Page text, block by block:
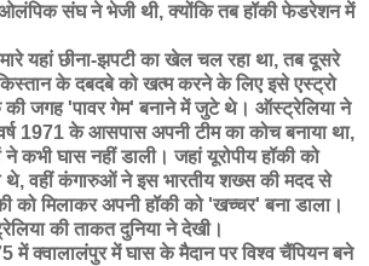
ओलंपिक संघ ने भेजी थी, क्योंकि तब हॉकी फेडरेशन में
यहां छीना-झपटी का खेल चल रहा था, तब दूसरे
के दबदबे को खत्म करने के लिए इसे एस्ट्रो
की जगह 'पावर गेम' बनाने में जुटे थे। ऑस्ट्रेलिया ने
1971 के आसपास अपनी टीम का कोच बनाया था,
कभी घास नहीं डाली। जहां यूरोपीय हॉकी को
थे, वहीं कंगारुओं ने इस भारतीय शख्स की मदद से
को मिलाकर अपनी हॉकी को 'खच्चर' बना डाला।
की ताकत दुनिया ने देखी।
में क्वालालंपुर में घास के मैदान पर विश्व चैंपियन बने